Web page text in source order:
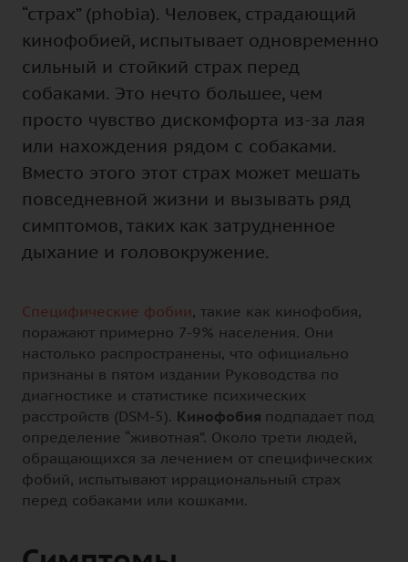
“страх” (phobia). Человек, страдающий
кинофобией, испытывает одновременно
сильный и стойкий страх перед
собаками. Это нечто большее, чем
просто чувство дискомфорта из-за лая
или нахождения рядом с собаками.
Вместо этого этот страх может мешать
повседневной жизни и вызывать ряд
симптомов, таких как затрудненное
дыхание и головокружение.
Специфические фобии, такие как кинофобия,
поражают примерно 7-9% населения. Они
настолько распространены, что официально
признаны в пятом издании Руководства по
диагностике и статистике психических
расстройств (DSM-5). Кинофобия подпадает под
определение “животная”. Около трети людей,
обращающихся за лечением от специфических
фобий, испытывают иррациональный страх
перед собаками или кошками.